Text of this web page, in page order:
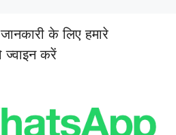
के लिए हमारे
करें